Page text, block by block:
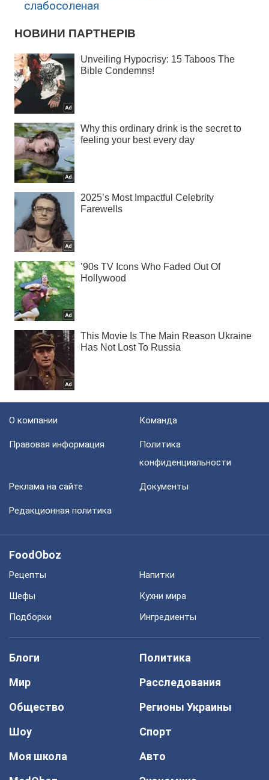
слабосоленая
О компании Команда
Правовая информация
Политика
конфиденциальности
Реклама на сайте Документы
Редакционная политика
FoodOboz
Рецепты
Напитки
Шефы
Кухни мира
Подборки
Ингредиенты
Блоги
Политика
Мир
Расследования
Общество
Регионы Украины
Шоу
Спорт
Моя школа
Авто